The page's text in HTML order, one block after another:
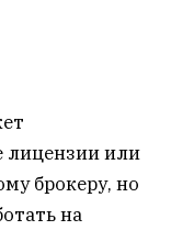
лицензии или
брокеру, но
на